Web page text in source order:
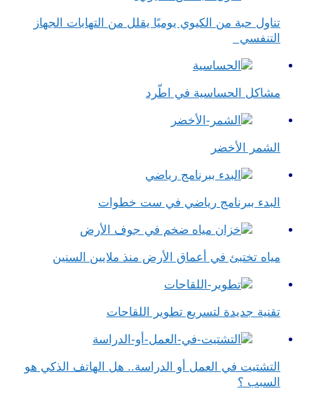
تناول حبة من الكيوي يوميًا يقلل من التهابات الجهاز
التنفسي
مشاكل الحساسية في اطّرد
الشمر الأخضر
البدء ببرنامج رياضي في ست خطوات
مياه تختبئ في أعماق الأرض منذ ملايين السنين
تقنية جديدة لتسريع تطوير اللقاحات
التشتيت في العمل أو الدراسة.. هل الهاتف الذكي هو
السبب ؟